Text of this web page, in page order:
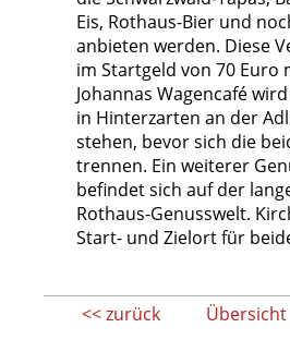
Eis, Rothaus-Bier und
anbieten werden. Diese
im Startgeld von 70 Euro
Johannas Wagencafé
in Hinterzarten an der
stehen, bevor sich die
trennen. Ein weiterer
befindet sich auf der
Rothaus-Genusswelt.
Start- und Zielort für
<< zurück Übersicht